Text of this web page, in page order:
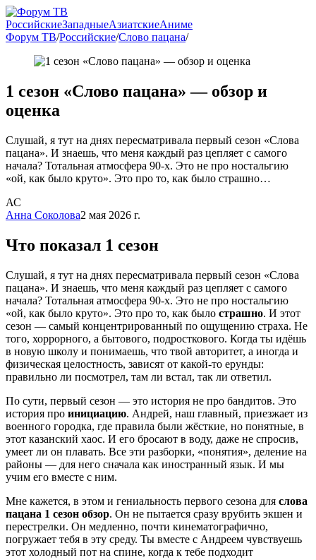
РоссийскиеЗападныеАзиатскиеАниме
Форум ТВ/Российские/Слово пацана/
1 сезон «Слово пацана» — обзор и
оценка
Слушай, я тут на днях пересматривала первый сезон «Слова
пацана». И знаешь, что меня каждый раз цепляет с самого
начала? Тотальная атмосфера 90-х. Это не про ностальгию
«ой, как было круто». Это про то, как было страшно…
АС
Анна Соколова2 мая 2026 г.
Что показал 1 сезон
Слушай, я тут на днях пересматривала первый сезон «Слова
пацана». И знаешь, что меня каждый раз цепляет с самого
начала? Тотальная атмосфера 90-х. Это не про ностальгию
«ой, как было круто». Это про то, как было страшно. И этот
сезон — самый концентрированный по ощущению страха. Не
того, хоррорного, а бытового, подросткового. Когда ты идёшь
в новую школу и понимаешь, что твой авторитет, а иногда и
физическая целостность, зависят от какой-то ерунды:
правильно ли посмотрел, там ли встал, так ли ответил.
По сути, первый сезон — это история не про бандитов. Это
история про инициацию. Андрей, наш главный, приезжает из
военного городка, где правила были жёсткие, но понятные, в
этот казанский хаос. И его бросают в воду, даже не спросив,
умеет ли он плавать. Все эти разборки, «понятия», деление на
районы — для него сначала как иностранный язык. И мы
учим его вместе с ним.
Мне кажется, в этом и гениальность первого сезона для слова
пацана 1 сезон обзор. Он не пытается сразу врубить экшен и
перестрелки. Он медленно, почти кинематографично,
погружает тебя в эту среду. Ты вместе с Андреем чувствуешь
этот холодный пот на спине, когда к тебе подходит